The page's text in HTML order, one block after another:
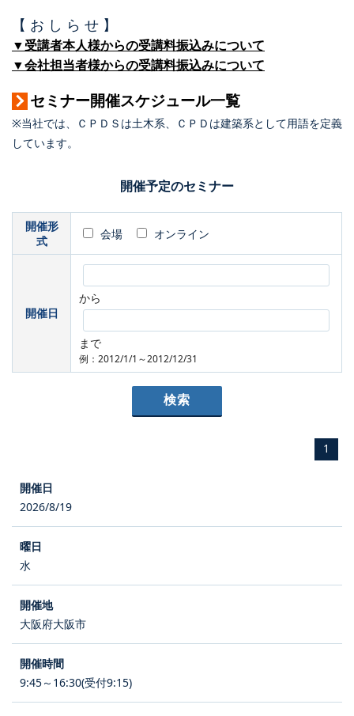
【 お し ら せ 】
▼受講者本人様からの受講料振込みについて
▼会社担当者様からの受講料振込みについて
セミナー開催スケジュール一覧
※当社では、ＣＰＤＳは土木系、ＣＰＤは建築系として用語を定義
しています。
開催予定のセミナー
開催形
式
会場 オンライン
開催日
から
まで
例：2012/1/1～2012/12/31
1
2026/8/19
水
大阪府大阪市
9:45～16:30(受付9:15)